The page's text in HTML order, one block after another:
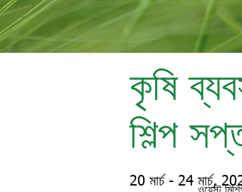
কৃষি
শিল্প
20 মার্চ - 24 মার্চ,